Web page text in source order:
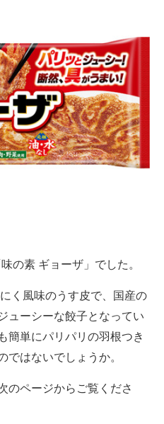
の素 ギョーザ」でした。
く風味のうす皮で、国産の
ューシーな餃子となってい
簡単にパリパリの羽根つき
ではないでしょうか。
ページからご覧くださ